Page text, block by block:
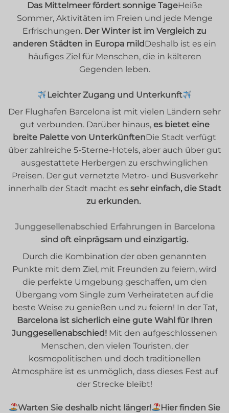
Das Mittelmeer fördert sonnige TageHeiße
Sommer, Aktivitäten im Freien und jede Menge
Erfrischungen. Der Winter ist im Vergleich zu
anderen Städten in Europa mildDeshalb ist es ein
häufiges Ziel für Menschen, die in kälteren
Gegenden leben.
Leichter Zugang und Unterkunft
Der Flughafen Barcelona ist mit vielen Ländern sehr
gut verbunden. Darüber hinaus, es bietet eine
breite Palette von UnterkünftenDie Stadt verfügt
über zahlreiche 5-Sterne-Hotels, aber auch über gut
ausgestattete Herbergen zu erschwinglichen
Preisen. Der gut vernetzte Metro- und Busverkehr
innerhalb der Stadt macht es sehr einfach, die Stadt
zu erkunden.
Junggesellenabschied Erfahrungen in Barcelona
sind oft einprägsam und einzigartig.
Durch die Kombination der oben genannten
Punkte mit dem Ziel, mit Freunden zu feiern, wird
die perfekte Umgebung geschaffen, um den
Übergang vom Single zum Verheirateten auf die
beste Weise zu genießen und zu feiern! In der Tat,
Barcelona ist sicherlich eine gute Wahl für Ihren
Junggesellenabschied! Mit den aufgeschlossenen
Menschen, den vielen Touristen, der
kosmopolitischen und doch traditionellen
Atmosphäre ist es unmöglich, dass dieses Fest auf
der Strecke bleibt!
Warten Sie deshalb nicht länger!
Hier finden Sie